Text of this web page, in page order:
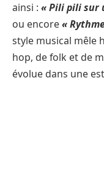
ainsi : « Pili pili sur
ou encore«
style musical mêle
hop, de folk et de
évolue dans une